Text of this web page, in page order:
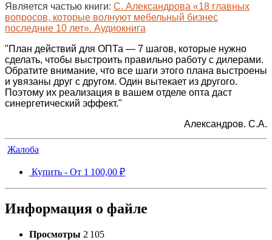
Является частью книги: С. Александрова «18 главных
вопросов, которые волнуют мебельный бизнес
последние 10 лет». Аудиокнига
"План действий для ОПТа — 7 шагов, которые нужно
сделать, чтобы выстроить правильно работу с дилерами.
Обратите внимание, что все шаги этого плана выстроены
и увязаны друг с другом. Один вытекает из другого.
Поэтому их реализация в вашем отделе опта даст
синергетический эффект."
Александров. С.А.
Жалоба
Купить - От 1 100,00 ₽
Информация о файле
Просмотры 2 105